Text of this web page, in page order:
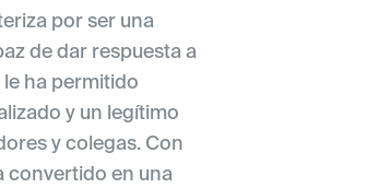
por ser una
de dar respuesta a
ha permitido
y un legítimo
y colegas. Con
convertido en una